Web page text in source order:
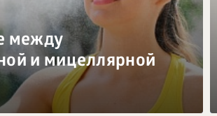
между
и мицеллярной